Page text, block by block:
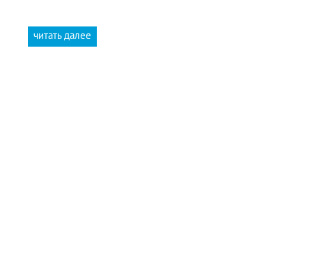
читать далее